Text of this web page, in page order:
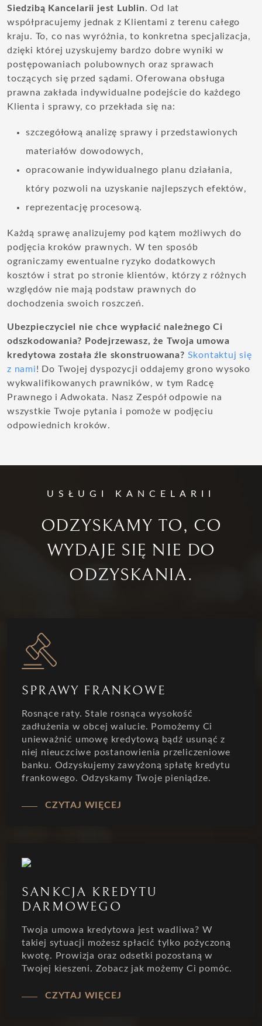
Siedzibą Kancelarii jest Lublin. Od lat
współpracujemy jednak z Klientami z terenu całego
kraju. To, co nas wyróżnia, to konkretna specjalizacja,
dzięki której uzyskujemy bardzo dobre wyniki w
postępowaniach polubownych oraz sprawach
toczących się przed sądami. Oferowana obsługa
prawna zakłada indywidualne podejście do każdego
Klienta i sprawy, co przekłada się na:
szczegółową analizę sprawy i przedstawionych
materiałów dowodowych,
opracowanie indywidualnego planu działania,
który pozwoli na uzyskanie najlepszych efektów,
reprezentację procesową.
Każdą sprawę analizujemy pod kątem możliwych do
podjęcia kroków prawnych. W ten sposób
ograniczamy ewentualne ryzyko dodatkowych
kosztów i strat po stronie klientów, którzy z różnych
względów nie mają podstaw prawnych do
dochodzenia swoich roszczeń.
Ubezpieczyciel nie chce wypłacić należnego Ci
odszkodowania? Podejrzewasz, że Twoja umowa
kredytowa została źle skonstruowana? Skontaktuj się
z nami! Do Twojej dyspozycji oddajemy grono wysoko
wykwalifikowanych prawników, w tym Radcę
Prawnego i Adwokata. Nasz Zespół odpowie na
wszystkie Twoje pytania i pomoże w podjęciu
odpowiednich kroków.
USŁUGI KANCELARII
ODZYSKAMY TO, CO
WYDAJE SIĘ NIE DO
ODZYSKANIA.
SPRAWY FRANKOWE
Rosnące raty. Stale rosnąca wysokość
zadłużenia w obcej walucie. Pomożemy Ci
unieważnić umowę kredytową bądź usunąć z
niej nieuczciwe postanowienia przeliczeniowe
banku. Odzyskujemy zawyżoną spłatę kredytu
frankowego. Odzyskamy Twoje pieniądze.
CZYTAJ WIĘCEJ
SANKCJA KREDYTU
DARMOWEGO
Twoja umowa kredytowa jest wadliwa? W
takiej sytuacji możesz spłacić tylko pożyczoną
kwotę. Prowizja oraz odsetki pozostaną w
Twojej kieszeni. Zobacz jak możemy Ci pomóc.
CZYTAJ WIĘCEJ